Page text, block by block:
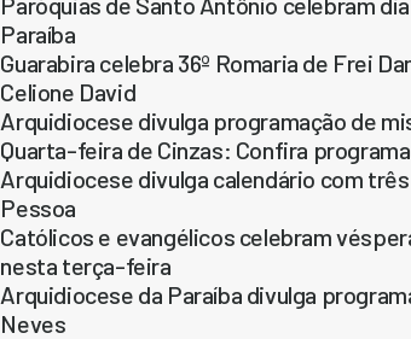
Paraíba
Guarabira celebra 36º Romaria de Frei
Celione David
Arquidiocese divulga programação de
Quarta-feira de Cinzas: Confira
Arquidiocese divulga calendário com
Pessoa
Católicos e evangélicos celebram
nesta terça-feira
Arquidiocese da Paraíba divulga
Neves